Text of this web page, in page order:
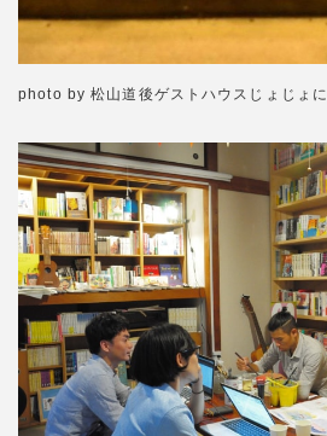
photo by 松山道後ゲストハウスじょじょに